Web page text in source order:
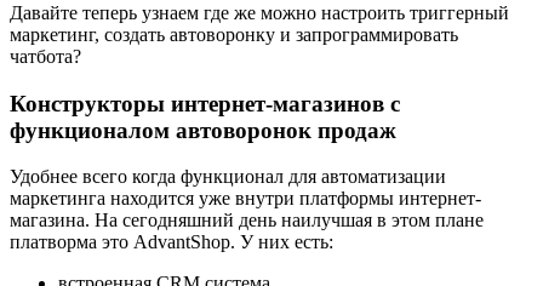
Давайте теперь узнаем где же можно настроить триггерный
маркетинг, создать автоворонку и запрограммировать
чатбота?
Конструкторы интернет-магазинов с
функционалом автоворонок продаж
Удобнее всего когда функционал для автоматизации
маркетинга находится уже внутри платформы интернет-
магазина. На сегодняшний день наилучшая в этом плане
платворма это AdvantShop. У них есть: